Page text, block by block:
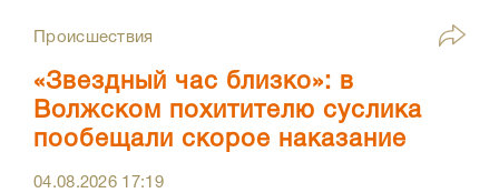
Происшествия
«Звездный час близко»: в
Волжском похитителю суслика
пообещали скорое наказание
04.08.2026 17:19